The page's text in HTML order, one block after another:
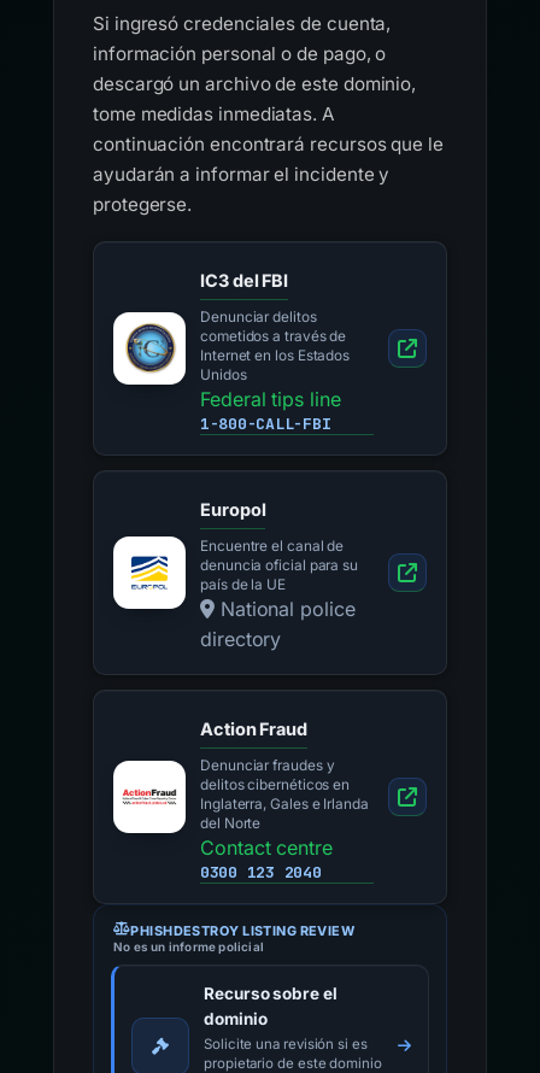
Si ingresó credenciales de cuenta,
información personal o de pago, o
descargó un archivo de este dominio,
tome medidas inmediatas. A
continuación encontrará recursos que le
ayudarán a informar el incidente y
protegerse.
IC3 del FBI
Denunciar delitos
cometidos a través de
Internet en los Estados
Unidos
Federal tips line
1-800-CALL-FBI
Europol
Encuentre el canal de
denuncia oficial para su
país de la UE
National police
directory
Action Fraud
Denunciar fraudes y
delitos cibernéticos en
Inglaterra, Gales e Irlanda
del Norte
Contact centre
0300 123 2040
PHISHDESTROY LISTING REVIEW
No es un informe policial
Recurso sobre el
dominio
Solicite una revisión si es
propietario de este dominio